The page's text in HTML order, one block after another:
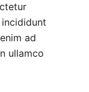
ad
ullamco